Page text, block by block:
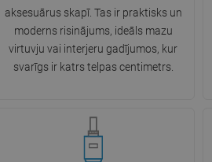
aksesuārus skapī. Tas ir praktisks un
moderns risinājums, ideāls mazu
virtuvju vai interjeru gadījumos, kur
svarīgs ir katrs telpas centimetrs.